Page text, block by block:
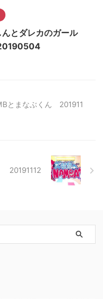
とダレカのガール
とまなぶくん 201911
20191112